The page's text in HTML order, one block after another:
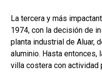
La tercera y más
1974, con la decisión de
planta industrial de Aluar,
aluminio. Hasta entonces,
villa costera con actividad